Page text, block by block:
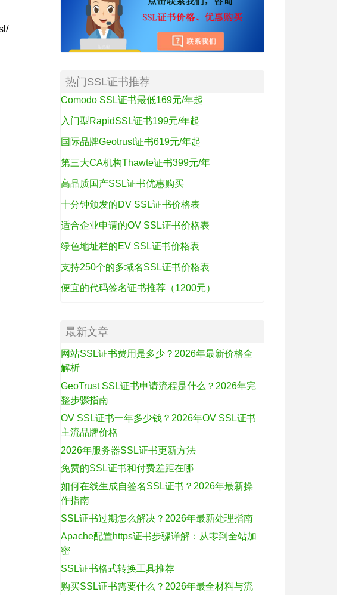
热门SSL证书推荐
Comodo SSL证书最低169元/年起
入门型RapidSSL证书199元/年起
国际品牌Geotrust证书619元/年起
第三大CA机构Thawte证书399元/年
高品质国产SSL证书优惠购买
十分钟颁发的DV SSL证书价格表
适合企业申请的OV SSL证书价格表
绿色地址栏的EV SSL证书价格表
支持250个的多域名SSL证书价格表
便宜的代码签名证书推荐（1200元）
最新文章
网站SSL证书费用是多少？2026年最新价格全
解析
GeoTrust SSL证书申请流程是什么？2026年完
整步骤指南
OV SSL证书一年多少钱？2026年OV SSL证书
主流品牌价格
2026年服务器SSL证书更新方法
免费的SSL证书和付费差距在哪
如何在线生成自签名SSL证书？2026年最新操
作指南
SSL证书过期怎么解决？2026年最新处理指南
Apache配置https证书步骤详解：从零到全站加
密
SSL证书格式转换工具推荐
购买SSL证书需要什么？2026年最全材料与流